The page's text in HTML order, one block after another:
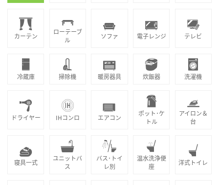
カーテン
ローテーブ
ル
ソファ 電子レンジ テレビ
冷蔵庫 掃除機 暖房器具 炊飯器 洗濯機
ドライヤー IHコンロ エアコン
ポット･ケ
トル
アイロン＆
台
寝具一式
ユニットバ
ス
バス･トイ
レ別
温水洗浄便
座
洋式トイレ